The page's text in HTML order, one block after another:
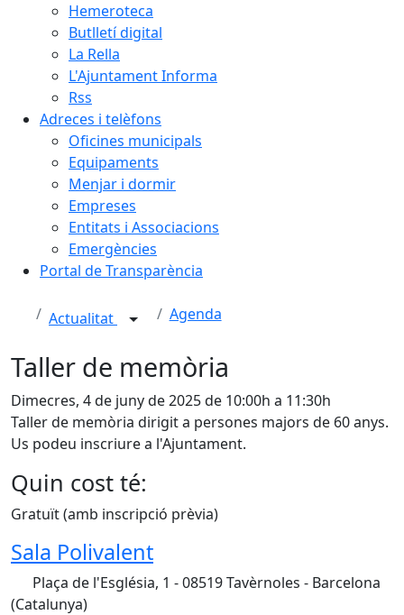
Hemeroteca
Butlletí digital
La Rella
L'Ajuntament Informa
Rss
Adreces i telèfons
Oficines municipals
Equipaments
Menjar i dormir
Empreses
Entitats i Associacions
Emergències
Portal de Transparència
Actualitat Agenda
Taller de memòria
Dimecres, 4 de juny de 2025 de 10:00h a 11:30h
Taller de memòria dirigit a persones majors de 60 anys.
Us podeu inscriure a l'Ajuntament.
Quin cost té:
Gratuït (amb inscripció prèvia)
Sala Polivalent
Plaça de l'Església, 1 - 08519 Tavèrnoles - Barcelona
(Catalunya)